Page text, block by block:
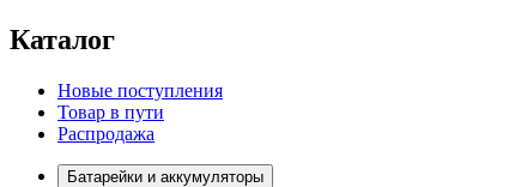
Каталог
Новые поступления
Товар в пути
Распродажа
Батарейки и аккумуляторы